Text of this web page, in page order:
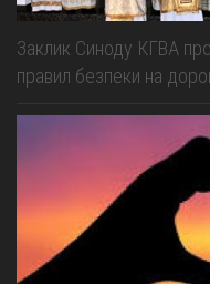
Заклик Синоду КГВА
правил безпеки на